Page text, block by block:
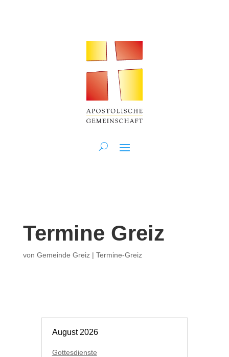
Termine Greiz
von Gemeinde Greiz| Termine-Greiz
August 2026
Gottesdienste